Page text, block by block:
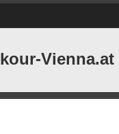
Vienna.at